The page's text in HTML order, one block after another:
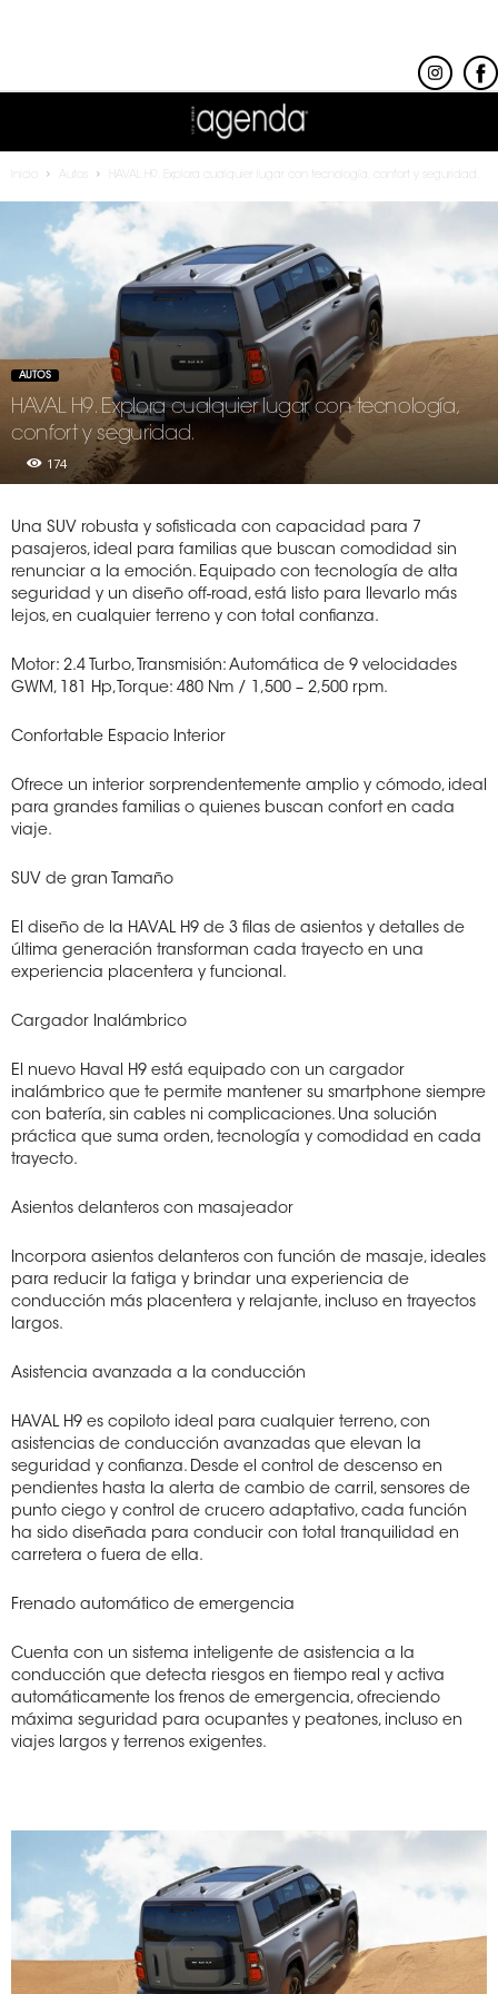
Autos HAVAL H9. Explora cualquier lugar con tecnología, confort y seguridad.
AUTOS
HAVAL H9. Explora cualquier lugar con tecnología,
confort y seguridad.
174
Una SUV robusta y sofisticada con capacidad para 7
pasajeros, ideal para familias que buscan comodidad sin
renunciar a la emoción. Equipado con tecnología de alta
seguridad y un diseño off-road, está listo para llevarlo más
lejos, en cualquier terreno y con total confianza.
Motor: 2.4 Turbo, Transmisión: Automática de 9 velocidades
GWM, 181 Hp,Torque: 480 Nm / 1,500 – 2,500 rpm.
Confortable Espacio Interior
Ofrece un interior sorprendentemente amplio y cómodo, ideal
para grandes familias o quienes buscan confort en cada
viaje.
SUV de gran Tamaño
El diseño de la HAVAL H9 de 3 filas de asientos y detalles de
última generación transforman cada trayecto en una
experiencia placentera y funcional.
Cargador Inalámbrico
El nuevo Haval H9 está equipado con un cargador
inalámbrico que te permite mantener su smartphone siempre
con batería, sin cables ni complicaciones. Una solución
práctica que suma orden, tecnología y comodidad en cada
trayecto.
Asientos delanteros con masajeador
Incorpora asientos delanteros con función de masaje, ideales
para reducir la fatiga y brindar una experiencia de
conducción más placentera y relajante, incluso en trayectos
largos.
Asistencia avanzada a la conducción
HAVAL H9 es copiloto ideal para cualquier terreno, con
asistencias de conducción avanzadas que elevan la
seguridad y confianza. Desde el control de descenso en
pendientes hasta la alerta de cambio de carril, sensores de
punto ciego y control de crucero adaptativo, cada función
ha sido diseñada para conducir con total tranquilidad en
carretera o fuera de ella.
Frenado automático de emergencia
Cuenta con un sistema inteligente de asistencia a la
conducción que detecta riesgos en tiempo real y activa
automáticamente los frenos de emergencia, ofreciendo
máxima seguridad para ocupantes y peatones, incluso en
viajes largos y terrenos exigentes.